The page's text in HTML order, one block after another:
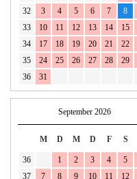
32
3 4 5 6 7 8
33
10 11 12 13 14 15
34
17 18 19 20 21 22
35
24 25 26 27 28 29
36
31
September 2026
M D M D F S
36 1 2 3 4 5
37
7 8 9 10 11 12